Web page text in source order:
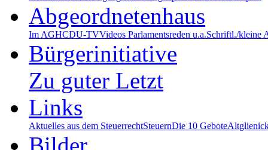
Abgeordnetenhaus
Im AGHCDU-TVVideos Parlamentsreden u.a.Schriftl./kleine
Bürgerinitiative
Zu guter Letzt
Links
Aktuelles aus dem SteuerrechtSteuernDie 10 Gebote